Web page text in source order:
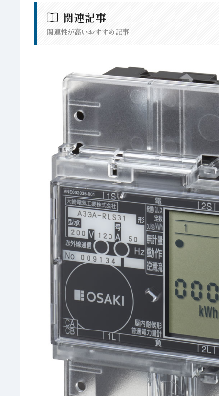
関連記事
関連性が高いおすすめ記事